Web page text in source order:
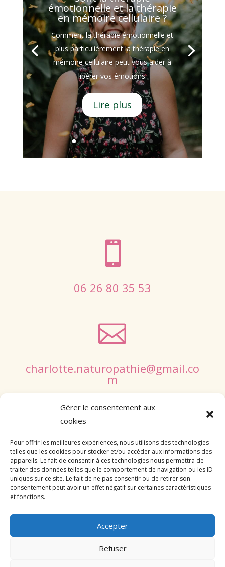
Gérer le consentement aux
cookies
Pour offrir les meilleures expériences, nous utilisons des technologies
telles que les cookies pour stocker et/ou accéder aux informations des
appareils. Le fait de consentir à ces technologies nous permettra de
traiter des données telles que le comportement de navigation ou les ID
uniques sur ce site. Le fait de ne pas consentir ou de retirer son
consentement peut avoir un effet négatif sur certaines caractéristiques
et fonctions.
Accepter
Refuser
émotionnelle et la thérapie
en mémoire cellulaire ?
Comment la thérapie émotionnelle et
plus particulièrement la thérapie en
mémoire cellulaire peut vous aider à
libérer vos émotions.
Lire plus

06 26 80 35 53

charlotte.naturopathie@gmail.co
m
Suivre
Suivre
Suivre